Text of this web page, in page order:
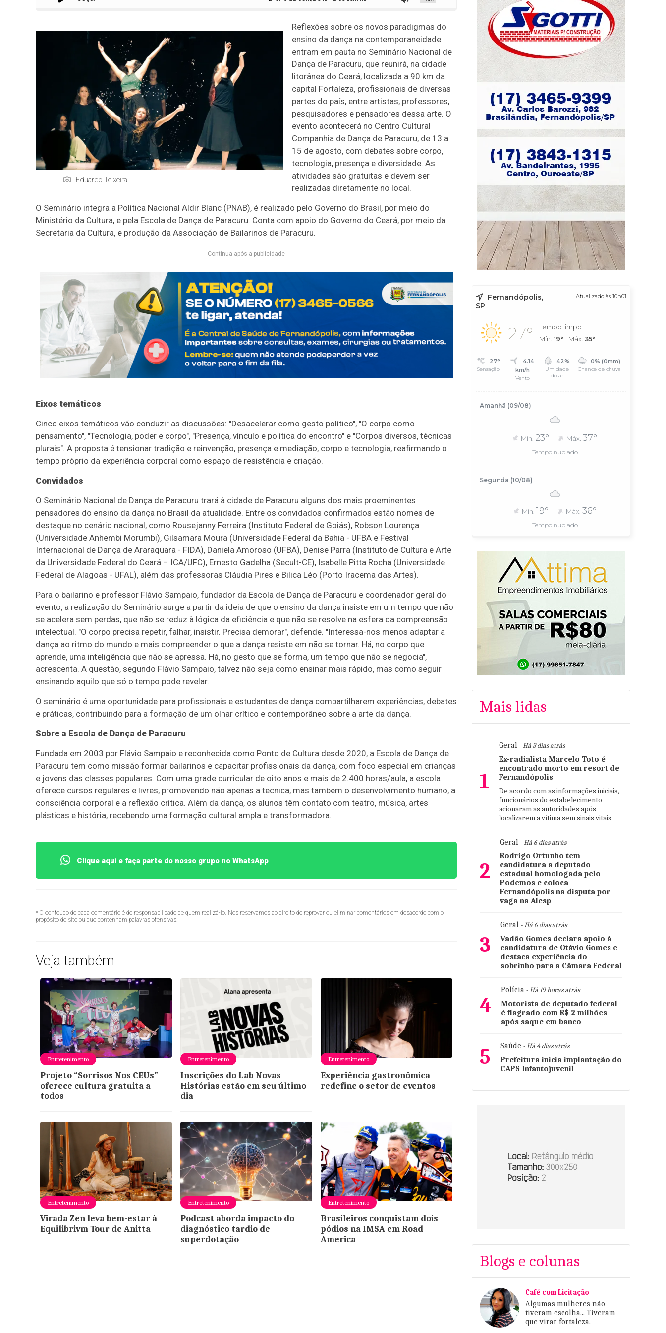
Eduardo Teixeira
Reflexões sobre os novos paradigmas do
ensino da dança na contemporaneidade
entram em pauta no Seminário Nacional de
Dança de Paracuru, que reunirá, na cidade
litorânea do Ceará, localizada a 90 km da
capital Fortaleza, profissionais de diversas
partes do país, entre artistas, professores,
pesquisadores e pensadores dessa arte. O
evento acontecerá no Centro Cultural
Companhia de Dança de Paracuru, de 13 a
15 de agosto, com debates sobre corpo,
tecnologia, presença e diversidade. As
atividades são gratuitas e devem ser
realizadas diretamente no local.
O Seminário integra a Política Nacional Aldir Blanc (PNAB), é realizado pelo Governo do Brasil, por meio do
Ministério da Cultura, e pela Escola de Dança de Paracuru. Conta com apoio do Governo do Ceará, por meio da
Secretaria da Cultura, e produção da Associação de Bailarinos de Paracuru.
Continua após a publicidade
Eixos temáticos
Cinco eixos temáticos vão conduzir as discussões: "Desacelerar como gesto político", "O corpo como
pensamento", "Tecnologia, poder e corpo", "Presença, vínculo e política do encontro" e "Corpos diversos, técnicas
plurais". A proposta é tensionar tradição e reinvenção, presença e mediação, corpo e tecnologia, reafirmando o
tempo próprio da experiência corporal como espaço de resistência e criação.
Convidados
O Seminário Nacional de Dança de Paracuru trará à cidade de Paracuru alguns dos mais proeminentes
pensadores do ensino da dança no Brasil da atualidade. Entre os convidados confirmados estão nomes de
destaque no cenário nacional, como Rousejanny Ferreira (Instituto Federal de Goiás), Robson Lourença
(Universidade Anhembi Morumbi), Gilsamara Moura (Universidade Federal da Bahia - UFBA e Festival
Internacional de Dança de Araraquara - FIDA), Daniela Amoroso (UFBA), Denise Parra (Instituto de Cultura e Arte
da Universidade Federal do Ceará – ICA/UFC), Ernesto Gadelha (Secult-CE), Isabelle Pitta Rocha (Universidade
Federal de Alagoas - UFAL), além das professoras Cláudia Pires e Bilica Léo (Porto Iracema das Artes).
Para o bailarino e professor Flávio Sampaio, fundador da Escola de Dança de Paracuru e coordenador geral do
evento, a realização do Seminário surge a partir da ideia de que o ensino da dança insiste em um tempo que não
se acelera sem perdas, que não se reduz à lógica da eficiência e que não se resolve na esfera da compreensão
intelectual. "O corpo precisa repetir, falhar, insistir. Precisa demorar", defende. "Interessa-nos menos adaptar a
dança ao ritmo do mundo e mais compreender o que a dança resiste em não se tornar. Há, no corpo que
aprende, uma inteligência que não se apressa. Há, no gesto que se forma, um tempo que não se negocia",
acrescenta. A questão, segundo Flávio Sampaio, talvez não seja como ensinar mais rápido, mas como seguir
ensinando aquilo que só o tempo pode revelar.
O seminário é uma oportunidade para profissionais e estudantes de dança compartilharem experiências, debates
e práticas, contribuindo para a formação de um olhar crítico e contemporâneo sobre a arte da dança.
Sobre a Escola de Dança de Paracuru
Fundada em 2003 por Flávio Sampaio e reconhecida como Ponto de Cultura desde 2020, a Escola de Dança de
Paracuru tem como missão formar bailarinos e capacitar profissionais da dança, com foco especial em crianças
e jovens das classes populares. Com uma grade curricular de oito anos e mais de 2.400 horas/aula, a escola
oferece cursos regulares e livres, promovendo não apenas a técnica, mas também o desenvolvimento humano, a
consciência corporal e a reflexão crítica. Além da dança, os alunos têm contato com teatro, música, artes
plásticas e história, recebendo uma formação cultural ampla e transformadora.
Clique aqui e faça parte do nosso grupo no WhatsApp
* O conteúdo de cada comentário é de responsabilidade de quem realizá-lo. Nos reservamos ao direito de reprovar ou eliminar comentários em desacordo com o
propósito do site ou que contenham palavras ofensivas.
Veja também
Entretenimento
Projeto “Sorrisos Nos CEUs”
oferece cultura gratuita a
todos
Entretenimento
Inscrições do Lab Novas
Histórias estão em seu último
dia
Entretenimento
Experiência gastronômica
redefine o setor de eventos
Entretenimento
Virada Zen leva bem-estar à
Equilibrivm Tour de Anitta
Entretenimento
Podcast aborda impacto do
diagnóstico tardio de
superdotação
Entretenimento
Brasileiros conquistam dois
pódios na IMSA em Road
America
Fernandópolis,
SP
Atualizado às 10h01
27°
Tempo limpo
Mín. 19° Máx. 35°
27°
Sensação
4.14
km/h
Vento
42%
Umidade
do ar
0% (0mm)
Chance de chuva
Amanhã (09/08)
Mín. 23° Máx.37°
Tempo nublado
Segunda (10/08)
Mín. 19° Máx. 36°
Tempo nublado
Mais lidas
1
Geral - Há 3 dias atrás
Ex-radialista Marcelo Toto é
encontrado morto em resort de
Fernandópolis
De acordo com as informações iniciais,
funcionários do estabelecimento
acionaram as autoridades após
localizarem a vítima sem sinais vitais
2
Geral - Há 6 dias atrás
Rodrigo Ortunho tem
candidatura a deputado
estadual homologada pelo
Podemos e coloca
Fernandópolis na disputa por
vaga na Alesp
3
Geral - Há 6 dias atrás
Vadão Gomes declara apoio à
candidatura de Otávio Gomes e
destaca experiência do
sobrinho para a Câmara Federal
4
Polícia - Há 19 horas atrás
Motorista de deputado federal
é flagrado com R$ 2 milhões
após saque em banco
5 Saúde - Há 4 dias atrás
Prefeitura inicia implantação do
CAPS Infantojuvenil
Blogs e colunas
Café com Licitação
Algumas mulheres não
tiveram escolha... Tiveram
que virar fortaleza.